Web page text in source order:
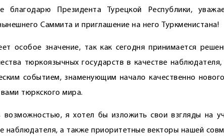
благодарю Президента Турецкой Республики,
Саммита и приглашение на него Туркменистана!
особое значение, так как сегодня принимается
тюркоязычных государств в качест­ве
событием, знаменующим начало качественно
тюркского мира.
возможностью, я хотел бы изложить свои взгляды на
наблюдателя, а также приоритетные векторы нашей